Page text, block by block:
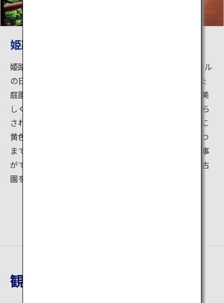
姫路城を借景に造られた庭園「好古園」
姫路城の西御屋敷跡庭園として造られた約3.5ヘクタール
の日本庭園。門や塀をくぐるごとに9つの趣が異なった
庭園を楽しめます。春は姫路城と桜が織り成す情景が美
しく、特に期間限定で開催される「夜桜会」では、照ら
された夜桜がとても幻想的です。秋は渡り廊下の左右に
黄色やオレンジ、真っ赤に染まった紅葉が広がり、いつ
まで眺めていても飽きません。庭園を眺めながらお食事
ができるレストランや茶室もあり、一息つきながら好古
園をゆったり散策するのはいかがですか？
観光地詳細